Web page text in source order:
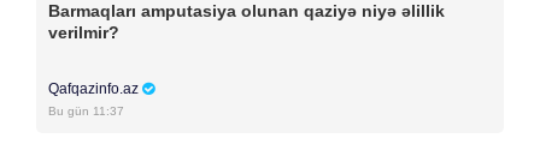
Barmaqları amputasiya olunan qaziyə niyə əlillik
verilmir?
Qafqazinfo.az
Bu gün 11:37